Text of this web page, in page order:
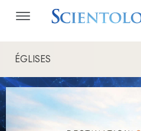
ÉGLISES